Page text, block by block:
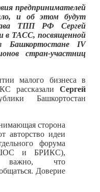
предпринимателей
и об этом будут
ТПП РФ Сергей
в ТАСС, посвященной
Башкортостане IV
стран-участниц
малого бизнеса в
рассказали Сергей
Башкортостан
сторона
авторство идеи
форума
ШОС и БРИКС),
важно, что
Доверие